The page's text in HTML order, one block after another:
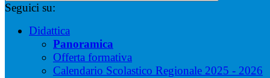
Seguici su:
Didattica
Panoramica
Offerta formativa
Calendario Scolastico Regionale 2025 - 2026